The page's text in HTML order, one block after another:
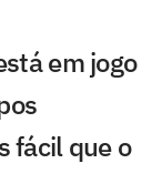
em jogo
fácil que o